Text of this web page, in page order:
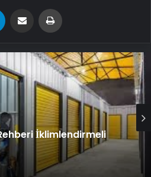
Email'den paylaş
İklimlendirmeli